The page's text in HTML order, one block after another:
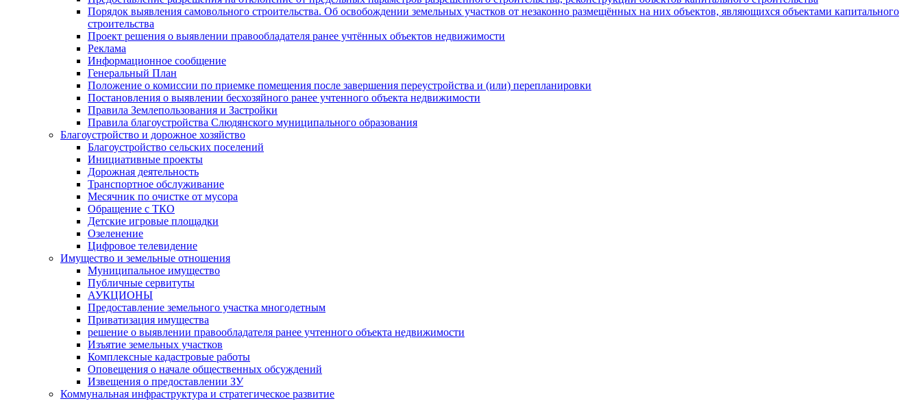
Порядок выявления самовольного строительства. Об освобождении земельных участков от незаконно размещённых на них объектов, являющихся объектами капитального
строительства
Проект решения о выявлении правообладателя ранее учтённых объектов недвижимости
Реклама
Информационное сообщение
Генеральный План
Положение о комиссии по приемке помещения после завершения переустройства и (или) перепланировки
Постановления о выявлении бесхозяйного ранее учтенного объекта недвижимости
Правила Землепользования и Застройки
Правила благоустройства Слюдянского муниципального образования
Благоустройство и дорожное хозяйство
Благоустройство сельских поселений
Инициативные проекты
Дорожная деятельность
Транспортное обслуживание
Месячник по очистке от мусора
Обращение с ТКО
Детские игровые площадки
Озеленение
Цифровое телевидение
Имущество и земельные отношения
Муниципальное имущество
Публичные сервитуты
АУКЦИОНЫ
Предоставление земельного участка многодетным
Приватизация имущества
решение о выявлении правообладателя ранее учтенного объекта недвижимости
Изъятие земельных участков
Комплексные кадастровые работы
Оповещения о начале общественных обсуждений
Извещения о предоставлении ЗУ
Коммунальная инфраструктура и стратегическое развитие